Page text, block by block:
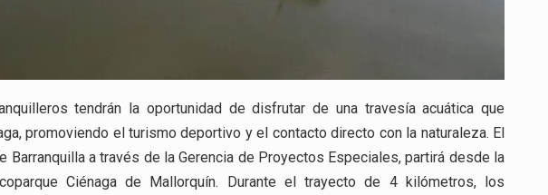
tendrán la oportunidad de disfrutar de una travesía acuática que
promoviendo el turismo deportivo y el contacto directo con la naturaleza. El
Barranquilla a través de la Gerencia de Proyectos Especiales, partirá desde la
Ciénaga de Mallorquín. Durante el trayecto de 4 kilómetros, los